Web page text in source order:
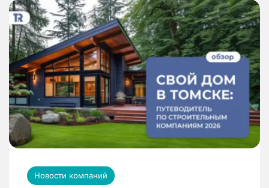
Новости компаний